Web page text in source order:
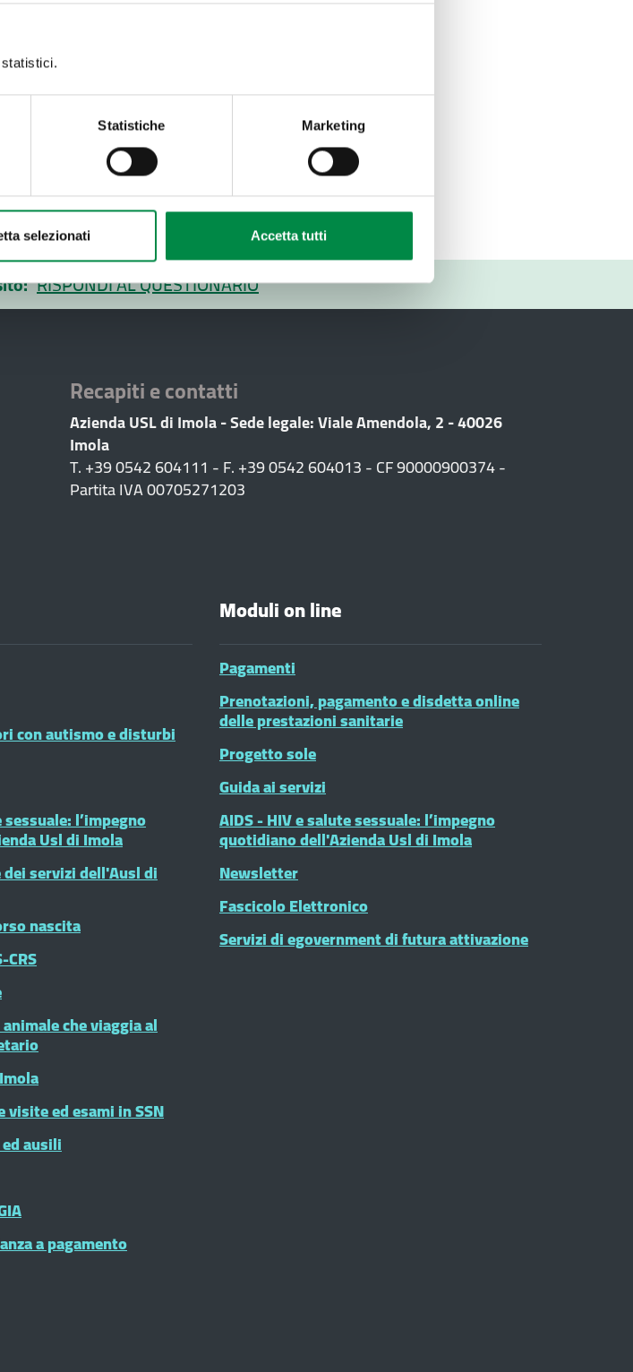
Statistiche Marketing
selezionati Accetta tutti
RISPONDI AL QUESTIONARIO
Recapiti e contatti
Azienda USL di Imola - Sede legale: Viale Amendola, 2 - 40026
Imola
T. +39 0542 604111 - F. +39 0542 604013 - CF 90000900374 -
Partita IVA 00705271203
con autismo e disturbi
l’impegno
Usl di Imola
servizi dell'Ausl di
nascita
CRS
che viaggia al
ed esami in SSN
ausili
a pagamento
Moduli on line
Pagamenti
Prenotazioni, pagamento e disdetta online
delle prestazioni sanitarie
Progetto sole
Guida ai servizi
AIDS - HIV e salute sessuale: l’impegno
quotidiano dell'Azienda Usl di Imola
Newsletter
Fascicolo Elettronico
Servizi di egovernment di futura attivazione